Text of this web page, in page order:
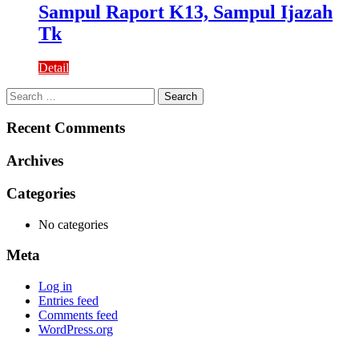
Sampul Raport K13, Sampul Ijazah
Tk
Detail
Search
for:
Recent Comments
Archives
Categories
No categories
Meta
Log in
Entries feed
Comments feed
WordPress.org